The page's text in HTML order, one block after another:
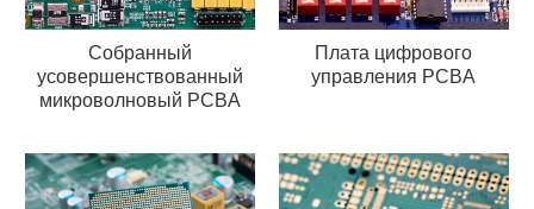
Собранный
усовершенствованный
микроволновый PCBA
Плата цифрового
управления PCBA